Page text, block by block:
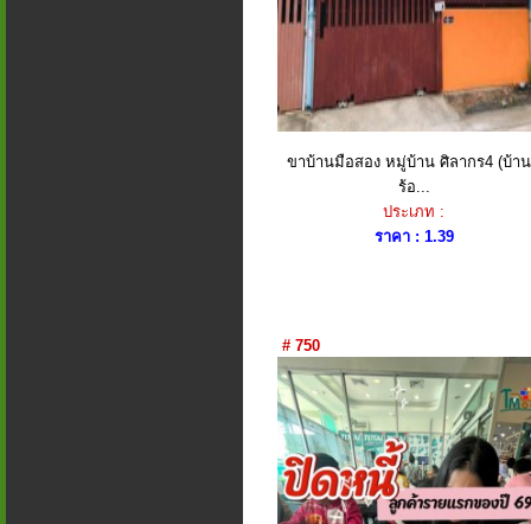
ขาบ้านมือสอง หมู่บ้าน ศิลากร4​ (บ้า
ร้อ...
ประเภท :
ราคา : 1.39
# 750